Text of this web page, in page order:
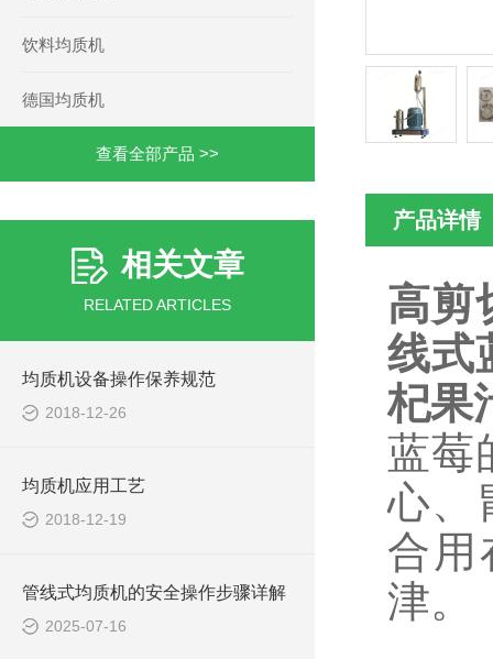
饮料均质机
德国均质机
查看全部产品 >>
相关文章
RELATED ARTICLES
均质机设备操作保养规范
2018-12-26
均质机应用工艺
2018-12-19
管线式均质机的安全操作步骤详解
2025-07-16
产品详情
高剪
线式
杞果
蓝莓
心、
合用
津。